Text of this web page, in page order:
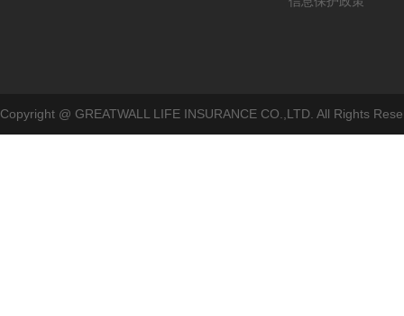
Copyright @ GREATWALL LIFE INSURANCE CO.,LTD. All Rights